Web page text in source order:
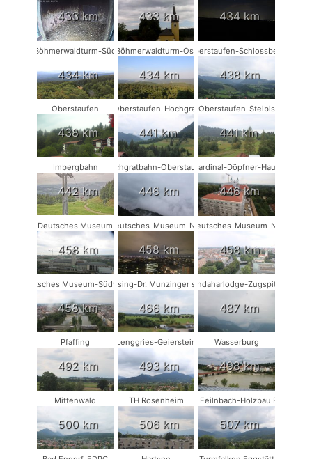
433 km 433 km 434 km
Böhmerwaldturm-Süd
434 km
Böhmerwaldturm-Ost
434 km
Oberstaufen-Schlossberg
438 km
Oberstaufen
438 km
Oberstaufen-Hochgrat
441 km
Oberstaufen-Steibis
441 km
Imbergbahn
442 km
Hochgratbahn-Oberstaufen
446 km
Kardinal-Döpfner-Haus
446 km
Deutsches Museum
458 km
Deutsches-Museum-NW
458 km
Deutsches-Museum-NO
458 km
Deutsches Museum-Südwest
458 km
Münsing-Dr. Munzinger sport
466 km
Kandaharlodge-Zugspitze
487 km
Pfaffing
492 km
Lenggries-Geierstein
493 km
Wasserburg
498 km
Mittenwald
500 km
TH Rosenheim
506 km
Bad Feilnbach-Holzbau Eder
507 km